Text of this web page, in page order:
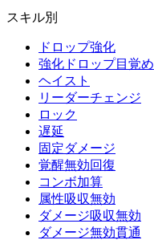
スキル別
ドロップ強化
強化ドロップ目覚め
ヘイスト
リーダーチェンジ
ロック
遅延
固定ダメージ
覚醒無効回復
コンボ加算
属性吸収無効
ダメージ吸収無効
ダメージ無効貫通